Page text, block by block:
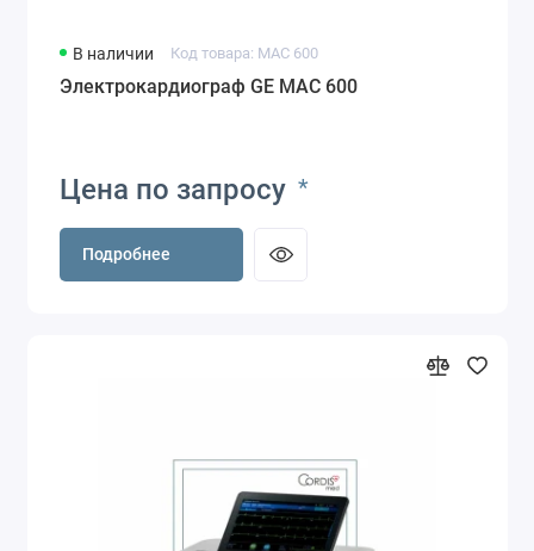
В наличии Код товара: MAC 600
Электрокардиограф GE MAC 600
Цена по запросу *
Подробнее